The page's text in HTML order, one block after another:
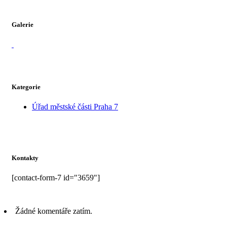
Galerie
Kategorie
Úřad městské části Praha 7
Kontakty
[contact-form-7 id="3659"]
Žádné komentáře zatím.